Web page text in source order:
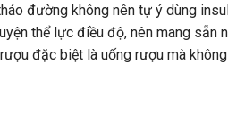
đường không nên tự ý dùng
thể lực điều độ, nên mang
đặc biệt là uống rượu mà